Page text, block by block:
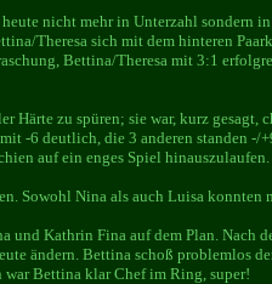
nicht mehr in Unterzahl sondern
Theresa sich mit dem hinteren
Bettina/Theresa mit 3:1
zu spüren; sie war, kurz gesagt,
-6 deutlich, die 3 anderen standen -/
auf ein enges Spiel hinauszulaufen.
Sowohl Nina als auch Luisa
und Kathrin Fina auf dem Plan. Nach
ändern. Bettina schoß problemlos
Bettina klar Chef im Ring, super!